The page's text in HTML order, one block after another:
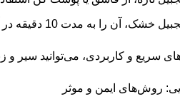
به مدت 10 دقیقه در آب گرم خیس کنید.
سریع و کاربردی، می‌توانید سیر
روش‌های ایمن و موثر